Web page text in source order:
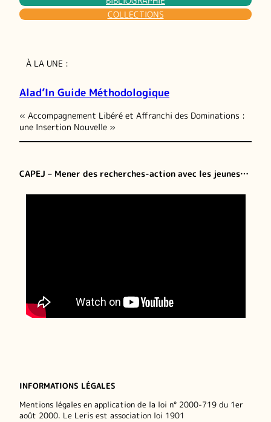
COLLECTIONS
À LA UNE :
Alad’In Guide Méthodologique
« Accompagnement Libéré et Affranchi des Dominations :
une Insertion Nouvelle »
CAPEJ – Mener des recherches-action avec les jeunes…
INFORMATIONS LÉGALES
Mentions légales en application de la loi n° 2000-719 du 1er
août 2000. Le Leris est association loi 1901